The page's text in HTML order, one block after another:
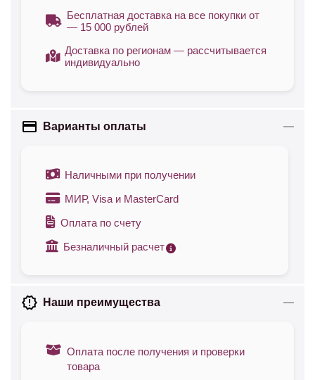
Бесплатная доставка на все покупки от
— 15 000 рублей
Доставка по регионам — рассчитывается
индивидуально
Варианты оплаты
Наличными при получении
МИР, Visa и MasterCard
Оплата по счету
Безналичный расчет
Наши преимущества
Оплата после получения и проверки
товара